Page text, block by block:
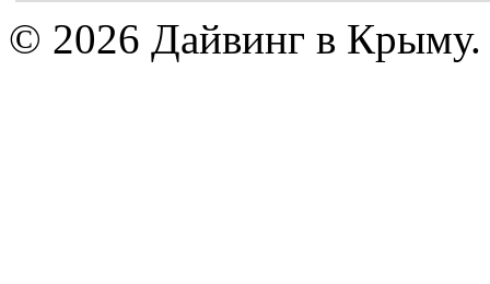
© 2026 Дайвинг в